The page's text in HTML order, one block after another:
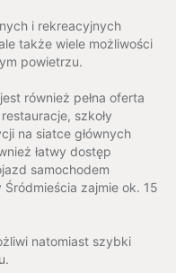
i rekreacyjnych
także wiele możliwości
powietrzu.
również pełna oferta
szkoły
na siatce głównych
łatwy dostęp
samochodem
zajmie ok. 15
natomiast szybki